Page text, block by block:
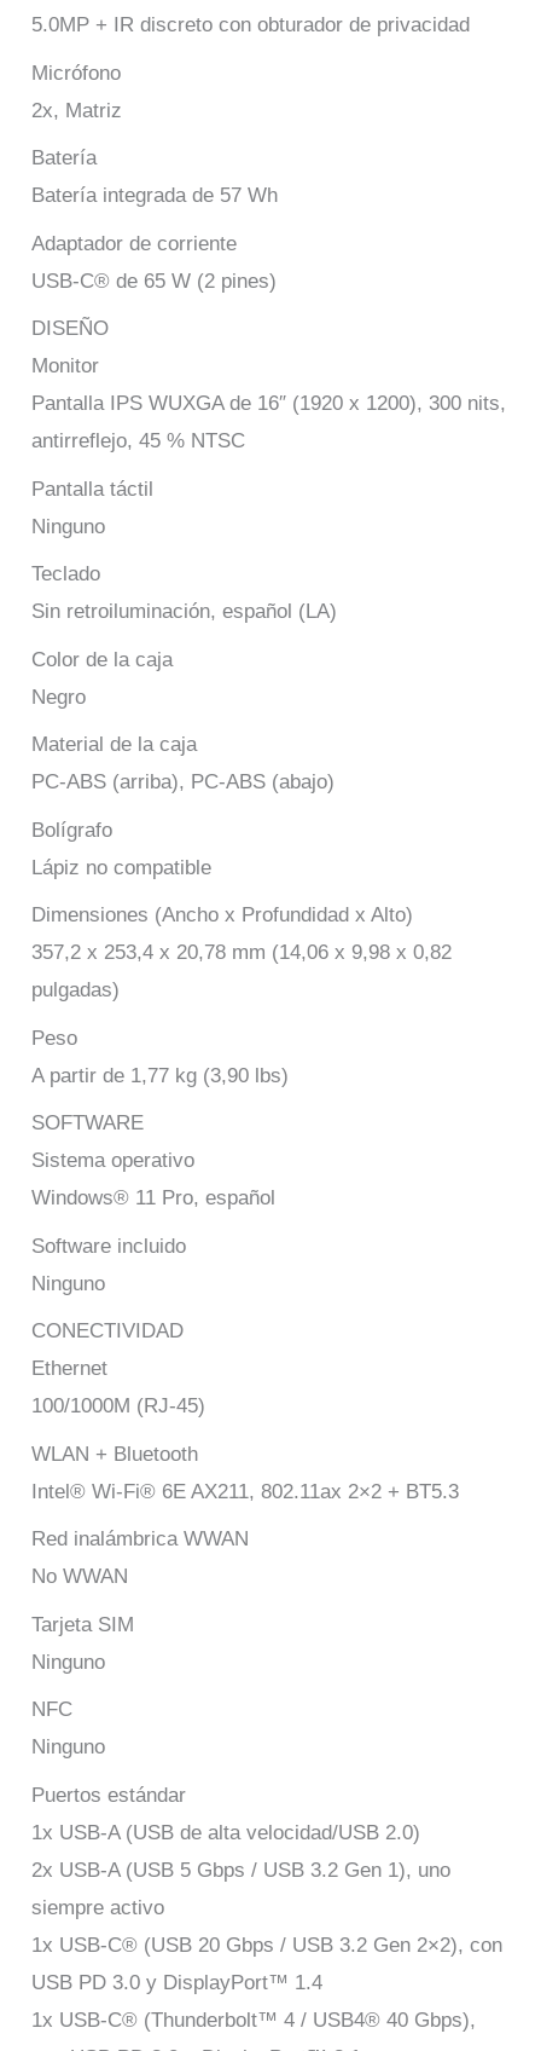
5.0MP + IR discreto con obturador de privacidad
Micrófono
2x, Matriz
Batería
Batería integrada de 57 Wh
Adaptador de corriente
USB-C® de 65 W (2 pines)
DISEÑO
Monitor
Pantalla IPS WUXGA de 16″ (1920 x 1200), 300 nits,
antirreflejo, 45 % NTSC
Pantalla táctil
Ninguno
Teclado
Sin retroiluminación, español (LA)
Color de la caja
Negro
Material de la caja
PC-ABS (arriba), PC-ABS (abajo)
Bolígrafo
Lápiz no compatible
Dimensiones (Ancho x Profundidad x Alto)
357,2 x 253,4 x 20,78 mm (14,06 x 9,98 x 0,82
pulgadas)
Peso
A partir de 1,77 kg (3,90 lbs)
SOFTWARE
Sistema operativo
Windows® 11 Pro, español
Software incluido
Ninguno
CONECTIVIDAD
Ethernet
100/1000M (RJ-45)
WLAN + Bluetooth
Intel® Wi-Fi® 6E AX211, 802.11ax 2×2 + BT5.3
Red inalámbrica WWAN
No WWAN
Tarjeta SIM
Ninguno
NFC
Ninguno
Puertos estándar
1x USB-A (USB de alta velocidad/USB 2.0)
2x USB-A (USB 5 Gbps / USB 3.2 Gen 1), uno
siempre activo
1x USB-C® (USB 20 Gbps / USB 3.2 Gen 2×2), con
USB PD 3.0 y DisplayPort™ 1.4
1x USB-C® (Thunderbolt™ 4 / USB4® 40 Gbps),